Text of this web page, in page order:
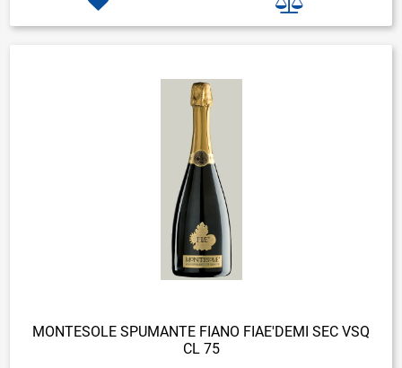
MONTESOLE SPUMANTE FIANO FIAE'DEMI SEC VSQ
CL 75